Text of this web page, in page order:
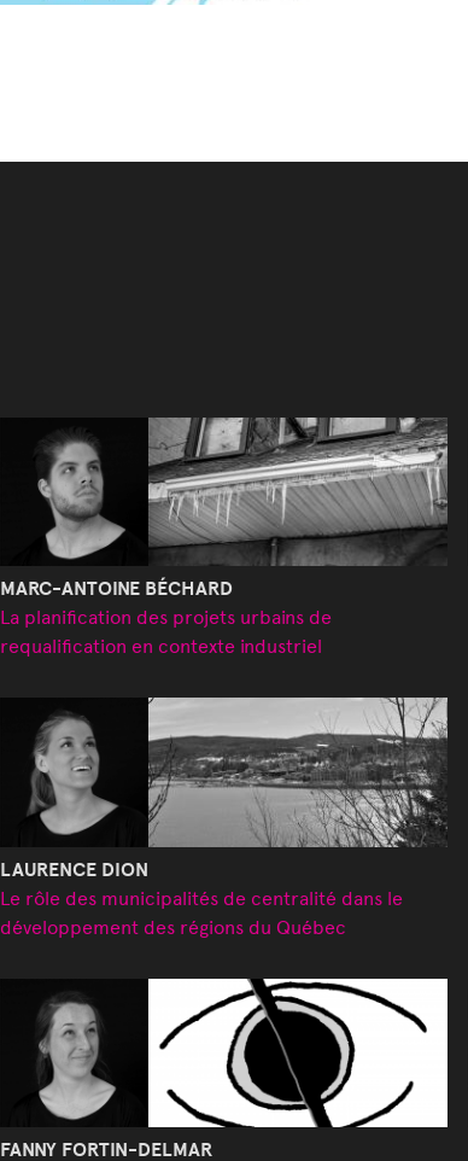
MARC-ANTOINE BÉCHARD
La planification des projets urbains de
requalification en contexte industriel
LAURENCE DION
Le rôle des municipalités de centralité dans le
développement des régions du Québec
FANNY FORTIN-DELMAR